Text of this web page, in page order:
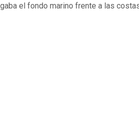
el fondo marino frente a las